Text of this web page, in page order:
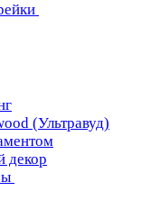
(Ультравуд)
декор